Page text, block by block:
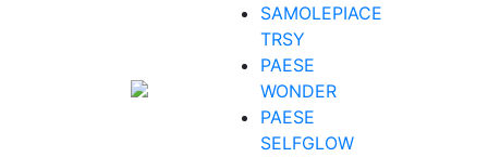
SAMOLEPIACE
TRSY
PAESE
WONDER
PAESE
SELFGLOW